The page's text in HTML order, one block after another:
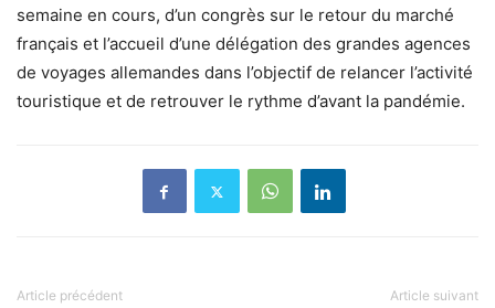
semaine en cours, d’un congrès sur le retour du marché
français et l’accueil d’une délégation des grandes agences
de voyages allemandes dans l’objectif de relancer l’activité
touristique et de retrouver le rythme d’avant la pandémie.
Article précédent Article suivant